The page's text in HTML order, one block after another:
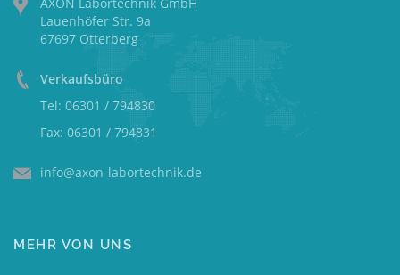
Lauenhöfer Str. 9a
67697 Otterberg
Verkaufsbüro
Tel: 06301 / 794830
Fax: 06301 / 794831
info@axon-labortechnik.de
MEHR VON UNS